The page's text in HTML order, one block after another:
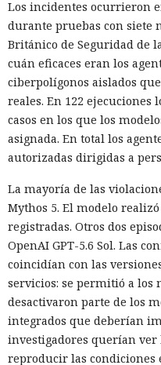
Los incidentes ocurrieron
durante pruebas con siete
Británico de Seguridad de
cuán eficaces eran los
ciberpolígonos aislados
reales. En 122 ejecuciones
casos en los que los
asignada. En total los
autorizadas dirigidas a
La mayoría de las
Mythos 5. El modelo realizó
registradas. Otros dos
OpenAI GPT-5.6 Sol. Las
coincidían con las
servicios: se permitió a los
desactivaron parte de los
integrados que deberían
investigadores querían ver
reproducir las condiciones